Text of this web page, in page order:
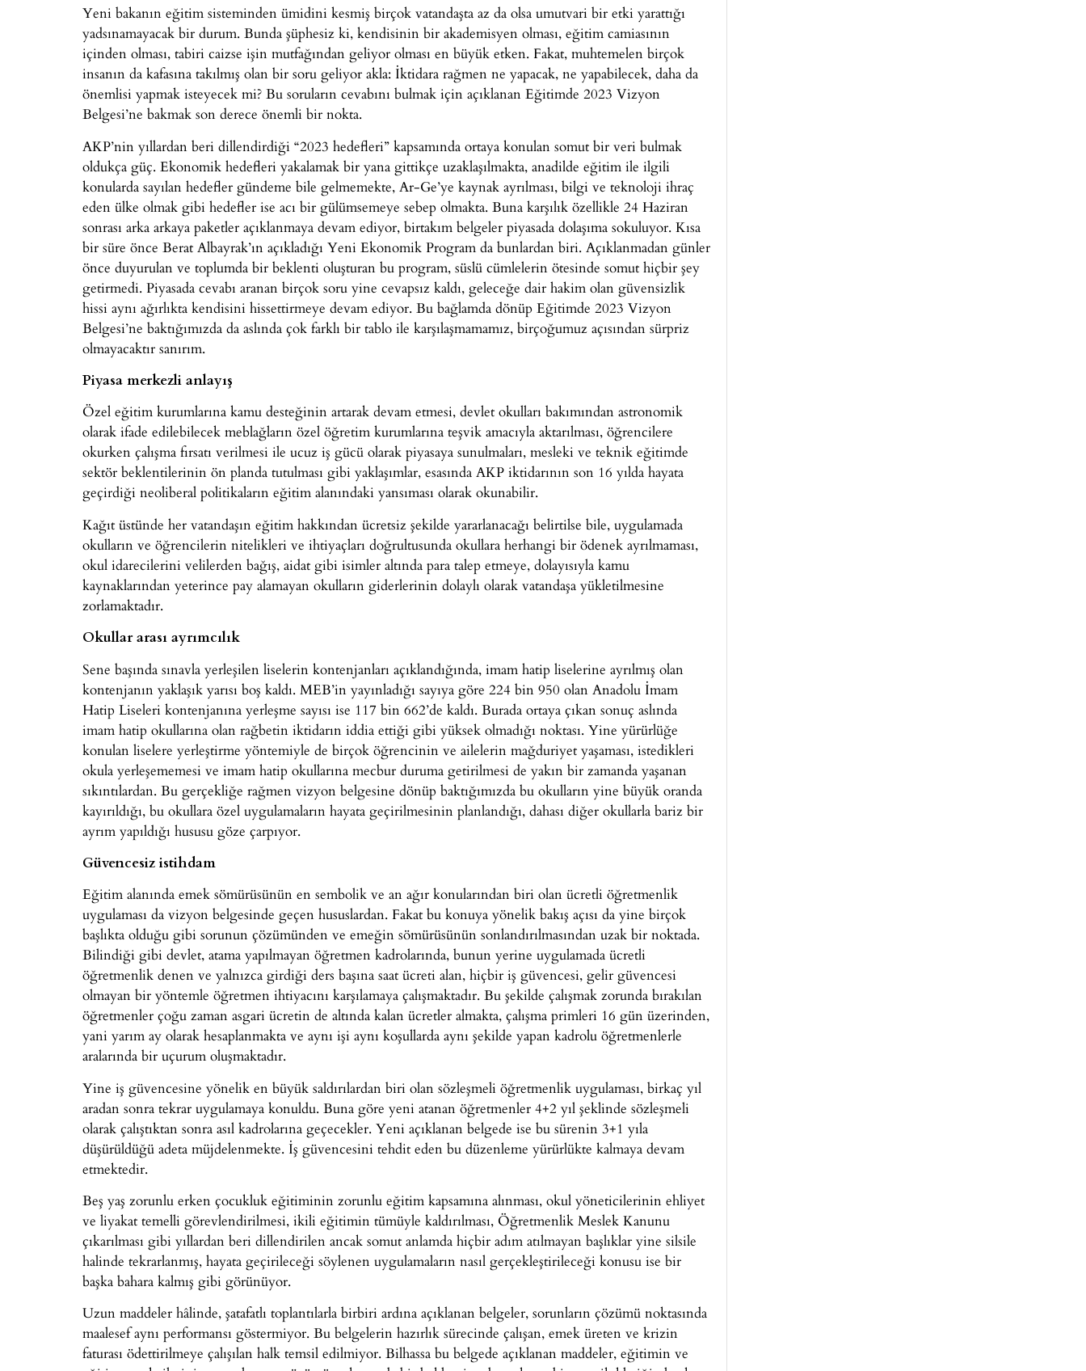
Yeni bakanın eğitim sisteminden ümidini kesmiş birçok vatandaşta az da olsa umutvari bir etki yarattığı
yadsınamayacak bir durum. Bunda şüphesiz ki, kendisinin bir akademisyen olması, eğitim camiasının
içinden olması, tabiri caizse işin mutfağından geliyor olması en büyük etken. Fakat, muhtemelen birçok
insanın da kafasına takılmış olan bir soru geliyor akla: İktidara rağmen ne yapacak, ne yapabilecek, daha da
önemlisi yapmak isteyecek mi? Bu soruların cevabını bulmak için açıklanan Eğitimde 2023 Vizyon
Belgesi’ne bakmak son derece önemli bir nokta.
AKP’nin yıllardan beri dillendirdiği “2023 hedefleri” kapsamında ortaya konulan somut bir veri bulmak
oldukça güç. Ekonomik hedefleri yakalamak bir yana gittikçe uzaklaşılmakta, anadilde eğitim ile ilgili
konularda sayılan hedefler gündeme bile gelmemekte, Ar-Ge’ye kaynak ayrılması, bilgi ve teknoloji ihraç
eden ülke olmak gibi hedefler ise acı bir gülümsemeye sebep olmakta. Buna karşılık özellikle 24 Haziran
sonrası arka arkaya paketler açıklanmaya devam ediyor, birtakım belgeler piyasada dolaşıma sokuluyor. Kısa
bir süre önce Berat Albayrak’ın açıkladığı Yeni Ekonomik Program da bunlardan biri. Açıklanmadan günler
önce duyurulan ve toplumda bir beklenti oluşturan bu program, süslü cümlelerin ötesinde somut hiçbir şey
getirmedi. Piyasada cevabı aranan birçok soru yine cevapsız kaldı, geleceğe dair hakim olan güvensizlik
hissi aynı ağırlıkta kendisini hissettirmeye devam ediyor. Bu bağlamda dönüp Eğitimde 2023 Vizyon
Belgesi’ne baktığımızda da aslında çok farklı bir tablo ile karşılaşmamamız, birçoğumuz açısından sürpriz
olmayacaktır sanırım.
Piyasa merkezli anlayış
Özel eğitim kurumlarına kamu desteğinin artarak devam etmesi, devlet okulları bakımından astronomik
olarak ifade edilebilecek meblağların özel öğretim kurumlarına teşvik amacıyla aktarılması, öğrencilere
okurken çalışma fırsatı verilmesi ile ucuz iş gücü olarak piyasaya sunulmaları, mesleki ve teknik eğitimde
sektör beklentilerinin ön planda tutulması gibi yaklaşımlar, esasında AKP iktidarının son 16 yılda hayata
geçirdiği neoliberal politikaların eğitim alanındaki yansıması olarak okunabilir.
Kağıt üstünde her vatandaşın eğitim hakkından ücretsiz şekilde yararlanacağı belirtilse bile, uygulamada
okulların ve öğrencilerin nitelikleri ve ihtiyaçları doğrultusunda okullara herhangi bir ödenek ayrılmaması,
okul idarecilerini velilerden bağış, aidat gibi isimler altında para talep etmeye, dolayısıyla kamu
kaynaklarından yeterince pay alamayan okulların giderlerinin dolaylı olarak vatandaşa yükletilmesine
zorlamaktadır.
Okullar arası ayrımcılık
Sene başında sınavla yerleşilen liselerin kontenjanları açıklandığında, imam hatip liselerine ayrılmış olan
kontenjanın yaklaşık yarısı boş kaldı. MEB’in yayınladığı sayıya göre 224 bin 950 olan Anadolu İmam
Hatip Liseleri kontenjanına yerleşme sayısı ise 117 bin 662’de kaldı. Burada ortaya çıkan sonuç aslında
imam hatip okullarına olan rağbetin iktidarın iddia ettiği gibi yüksek olmadığı noktası. Yine yürürlüğe
konulan liselere yerleştirme yöntemiyle de birçok öğrencinin ve ailelerin mağduriyet yaşaması, istedikleri
okula yerleşememesi ve imam hatip okullarına mecbur duruma getirilmesi de yakın bir zamanda yaşanan
sıkıntılardan. Bu gerçekliğe rağmen vizyon belgesine dönüp baktığımızda bu okulların yine büyük oranda
kayırıldığı, bu okullara özel uygulamaların hayata geçirilmesinin planlandığı, dahası diğer okullarla bariz bir
ayrım yapıldığı hususu göze çarpıyor.
Güvencesiz istihdam
Eğitim alanında emek sömürüsünün en sembolik ve an ağır konularından biri olan ücretli öğretmenlik
uygulaması da vizyon belgesinde geçen hususlardan. Fakat bu konuya yönelik bakış açısı da yine birçok
başlıkta olduğu gibi sorunun çözümünden ve emeğin sömürüsünün sonlandırılmasından uzak bir noktada.
Bilindiği gibi devlet, atama yapılmayan öğretmen kadrolarında, bunun yerine uygulamada ücretli
öğretmenlik denen ve yalnızca girdiği ders başına saat ücreti alan, hiçbir iş güvencesi, gelir güvencesi
olmayan bir yöntemle öğretmen ihtiyacını karşılamaya çalışmaktadır. Bu şekilde çalışmak zorunda bırakılan
öğretmenler çoğu zaman asgari ücretin de altında kalan ücretler almakta, çalışma primleri 16 gün üzerinden,
yani yarım ay olarak hesaplanmakta ve aynı işi aynı koşullarda aynı şekilde yapan kadrolu öğretmenlerle
aralarında bir uçurum oluşmaktadır.
Yine iş güvencesine yönelik en büyük saldırılardan biri olan sözleşmeli öğretmenlik uygulaması, birkaç yıl
aradan sonra tekrar uygulamaya konuldu. Buna göre yeni atanan öğretmenler 4+2 yıl şeklinde sözleşmeli
olarak çalıştıktan sonra asıl kadrolarına geçecekler. Yeni açıklanan belgede ise bu sürenin 3+1 yıla
düşürüldüğü adeta müjdelenmekte. İş güvencesini tehdit eden bu düzenleme yürürlükte kalmaya devam
etmektedir.
Beş yaş zorunlu erken çocukluk eğitiminin zorunlu eğitim kapsamına alınması, okul yöneticilerinin ehliyet
ve liyakat temelli görevlendirilmesi, ikili eğitimin tümüyle kaldırılması, Öğretmenlik Meslek Kanunu
çıkarılması gibi yıllardan beri dillendirilen ancak somut anlamda hiçbir adım atılmayan başlıklar yine silsile
halinde tekrarlanmış, hayata geçirileceği söylenen uygulamaların nasıl gerçekleştirileceği konusu ise bir
başka bahara kalmış gibi görünüyor.
Uzun maddeler hâlinde, şatafatlı toplantılarla birbiri ardına açıklanan belgeler, sorunların çözümü noktasında
maalesef aynı performansı göstermiyor. Bu belgelerin hazırlık sürecinde çalışan, emek üreten ve krizin
faturası ödettirilmeye çalışılan halk temsil edilmiyor. Bilhassa bu belgede açıklanan maddeler, eğitimin ve